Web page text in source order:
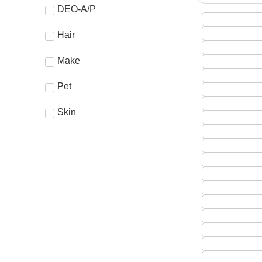
DEO-A/P
Hair
Make
Pet
Skin